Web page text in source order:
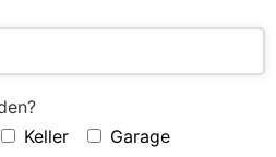
Keller
Garage